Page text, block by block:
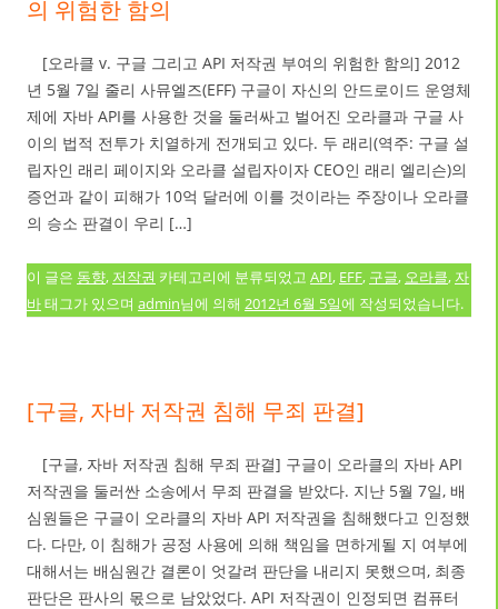
의 위험한 함의
[오라클 v. 구글 그리고 API 저작권 부여의 위험한 함의] 2012
년 5월 7일 줄리 사뮤엘즈(EFF) 구글이 자신의 안드로이드 운영체
제에 자바 API를 사용한 것을 둘러싸고 벌어진 오라클과 구글 사
이의 법적 전투가 치열하게 전개되고 있다. 두 래리(역주: 구글 설
립자인 래리 페이지와 오라클 설립자이자 CEO인 래리 엘리슨)의
증언과 같이 피해가 10억 달러에 이를 것이라는 주장이나 오라클
의 승소 판결이 우리 […]
이 글은 동향, 저작권 카테고리에 분류되었고 API, EFF, 구글, 오라클, 자
바태그가 있으며 admin님에 의해 2012년 6월 5일에 작성되었습니다.
[구글, 자바 저작권 침해 무죄 판결]
[구글, 자바 저작권 침해 무죄 판결] 구글이 오라클의 자바 API
저작권을 둘러싼 소송에서 무죄 판결을 받았다. 지난 5월 7일, 배
심원들은 구글이 오라클의 자바 API 저작권을 침해했다고 인정했
다. 다만, 이 침해가 공정 사용에 의해 책임을 면하게될 지 여부에
대해서는 배심원간 결론이 엇갈려 판단을 내리지 못했으며, 최종
판단은 판사의 몫으로 남았었다. API 저작권이 인정되면 컴퓨터